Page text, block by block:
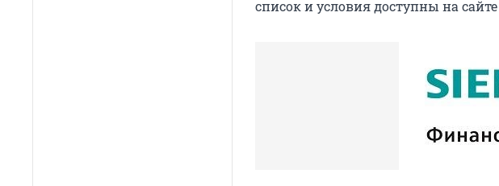
список и условия доступны на